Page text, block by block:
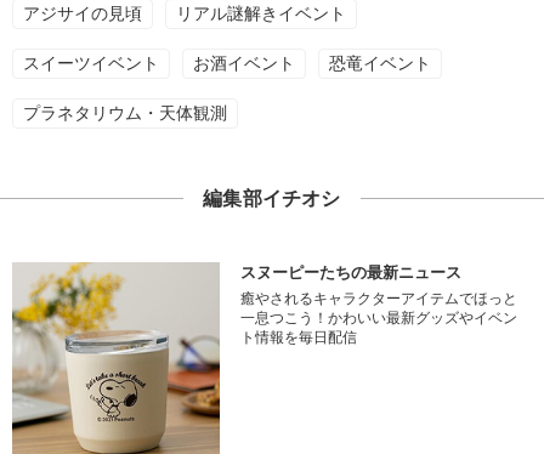
アジサイの見頃 リアル謎解きイベント
スイーツイベント お酒イベント 恐竜イベント
プラネタリウム・天体観測
編集部イチオシ
スヌーピーたちの最新ニュース
癒やされるキャラクターアイテムでほっと
一息つこう！かわいい最新グッズやイベン
ト情報を毎日配信